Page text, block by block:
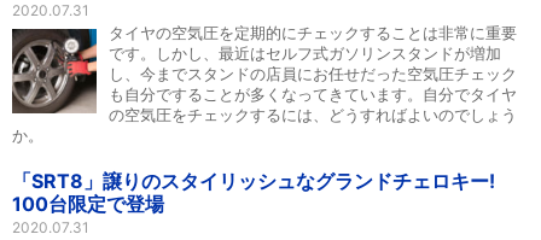
2020.07.31
タイヤの空気圧を定期的にチェックすることは非常に重要
です。しかし、最近はセルフ式ガソリンスタンドが増加
し、今までスタンドの店員にお任せだった空気圧チェック
も自分ですることが多くなってきています。自分でタイヤ
の空気圧をチェックするには、どうすればよいのでしょう
か。
「SRT8」譲りのスタイリッシュなグランドチェロキー!
100台限定で登場
2020.07.31